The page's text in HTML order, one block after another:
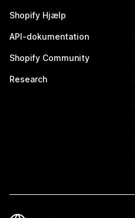
Shopify Hjælp
API-dokumentation
Shopify Community
Research